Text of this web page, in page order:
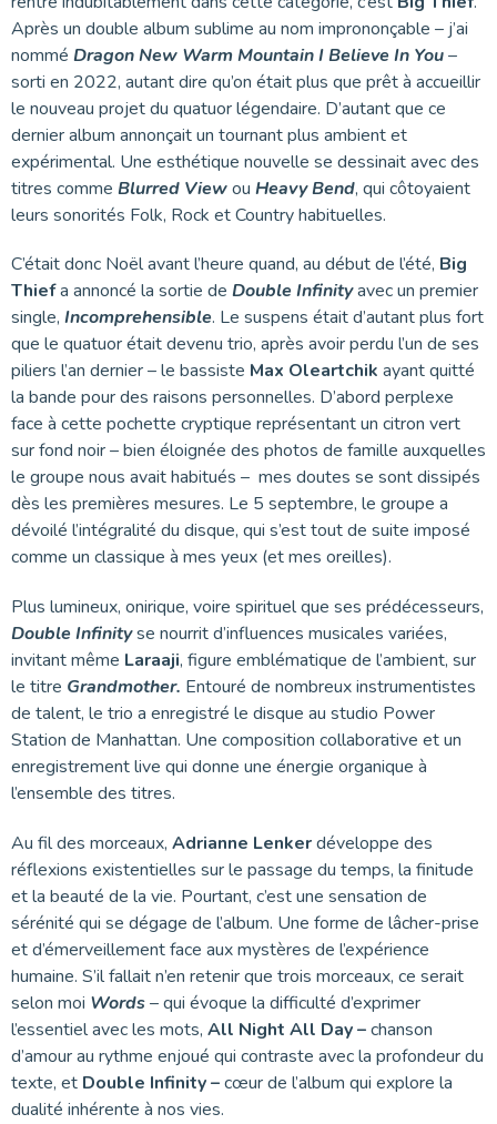
Après un double album sublime au nom imprononçable – j’ai
nommé Dragon New Warm Mountain I Believe In You–
sorti en 2022, autant dire qu’on était plus que prêt à accueillir
le nouveau projet du quatuor légendaire. D’autant que ce
dernier album annonçait un tournant plus ambient et
expérimental. Une esthétique nouvelle se dessinait avec des
titres comme Blurred Viewou Heavy Bend, qui côtoyaient
leurs sonorités Folk, Rock et Country habituelles.
C’était donc Noël avant l’heure quand, au début de l’été, Big
Thiefa annoncé la sortie de Double Infinityavec un premier
single, Incomprehensible. Le suspens était d’autant plus fort
que le quatuor était devenu trio, après avoir perdu l’un de ses
piliers l’an dernier – le bassiste Max Oleartchik ayant quitté
la bande pour des raisons personnelles. D’abord perplexe
face à cette pochette cryptique représentant un citron vert
sur fond noir – bien éloignée des photos de famille auxquelles
le groupe nous avait habitués – mes doutes se sont dissipés
dès les premières mesures. Le 5 septembre, le groupe a
dévoilé l’intégralité du disque, qui s’est tout de suite imposé
comme un classique à mes yeux (et mes oreilles).
Plus lumineux, onirique, voire spirituel que ses prédécesseurs,
Double Infinityse nourrit d’influences musicales variées,
invitant même Laraaji, figure emblématique de l’ambient, sur
le titre Grandmother. Entouré de nombreux instrumentistes
de talent, le trio a enregistré le disque au studio Power
Station de Manhattan. Une composition collaborative et un
enregistrement live qui donne une énergie organique à
l’ensemble des titres.
Au fil des morceaux, Adrianne Lenkerdéveloppe des
réflexions existentielles sur le passage du temps, la finitude
et la beauté de la vie. Pourtant, c’est une sensation de
sérénité qui se dégage de l’album. Une forme de lâcher-prise
et d’émerveillement face aux mystères de l’expérience
humaine. S’il fallait n’en retenir que trois morceaux, ce serait
selon moi Words– qui évoque la difficulté d’exprimer
l’essentiel avec les mots, All Night All Day –chanson
d’amour au rythme enjoué qui contraste avec la profondeur du
texte, et Double Infinity –cœur de l’album qui explore la
dualité inhérente à nos vies.